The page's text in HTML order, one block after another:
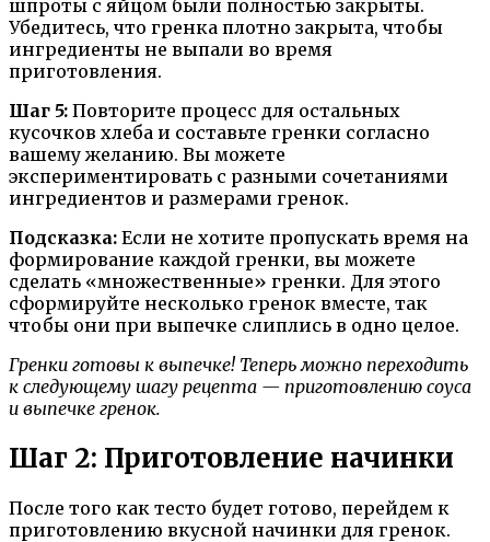
шпроты с яйцом были полностью закрыты.
Убедитесь, что гренка плотно закрыта, чтобы
ингредиенты не выпали во время
приготовления.
Шаг 5: Повторите процесс для остальных
кусочков хлеба и составьте гренки согласно
вашему желанию. Вы можете
экспериментировать с разными сочетаниями
ингредиентов и размерами гренок.
Подсказка: Если не хотите пропускать время на
формирование каждой гренки, вы можете
сделать «множественные» гренки. Для этого
сформируйте несколько гренок вместе, так
чтобы они при выпечке слиплись в одно целое.
Гренки готовы к выпечке! Теперь можно переходить
к следующему шагу рецепта — приготовлению соуса
и выпечке гренок.
Шаг 2: Приготовление начинки
После того как тесто будет готово, перейдем к
приготовлению вкусной начинки для гренок.